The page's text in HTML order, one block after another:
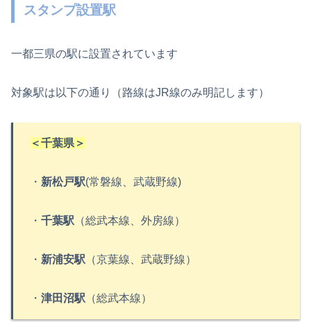
スタンプ設置駅
一都三県の駅に設置されています
対象駅は以下の通り（路線はJR線のみ明記します）
＜千葉県＞
・ 新松戸駅(常磐線、武蔵野線)
・ 千葉駅 （総武本線、外房線）
・ 新浦安駅 （京葉線、武蔵野線）
・ 津田沼駅 （総武本線）